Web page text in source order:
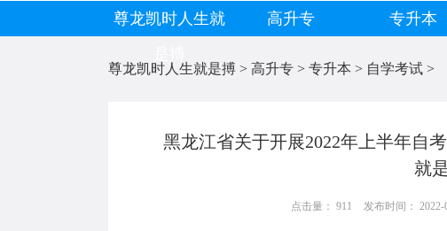
尊龙凯时人生就
高升专 专升本
尊龙凯时人生就是搏 > 高升专 > 专升本 > 自学考试 >
黑龙江省关于开展2022年上半年自
就
点击量： 911 发布时间： 2022-